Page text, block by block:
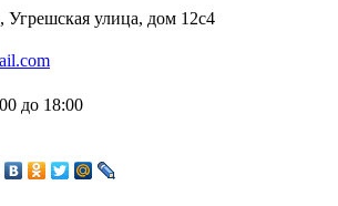
улица, дом 12с4
до 18:00